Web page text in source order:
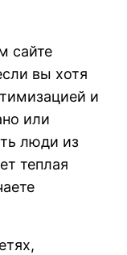
сайте
вы хотя
и
или
люди из
теплая